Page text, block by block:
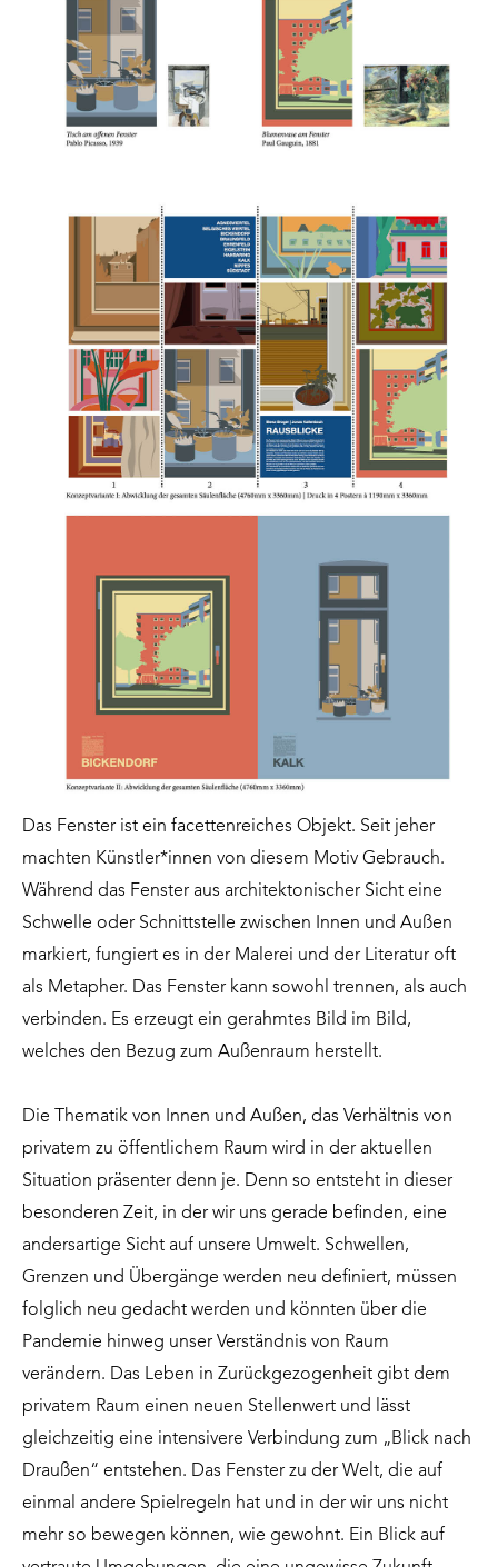
Das Fenster ist ein facettenreiches Objekt. Seit jeher
machten Künstler*innen von diesem Motiv Gebrauch.
Während das Fenster aus architektonischer Sicht eine
Schwelle oder Schnittstelle zwischen Innen und Außen
markiert, fungiert es in der Malerei und der Literatur oft
als Metapher. Das Fenster kann sowohl trennen, als auch
verbinden. Es erzeugt ein gerahmtes Bild im Bild,
welches den Bezug zum Außenraum herstellt.
Die Thematik von Innen und Außen, das Verhältnis von
privatem zu öffentlichem Raum wird in der aktuellen
Situation präsenter denn je. Denn so entsteht in dieser
besonderen Zeit, in der wir uns gerade befinden, eine
andersartige Sicht auf unsere Umwelt. Schwellen,
Grenzen und Übergänge werden neu definiert, müssen
folglich neu gedacht werden und könnten über die
Pandemie hinweg unser Verständnis von Raum
verändern. Das Leben in Zurückgezogenheit gibt dem
privatem Raum einen neuen Stellenwert und lässt
gleichzeitig eine intensivere Verbindung zum „Blick nach
Draußen“ entstehen. Das Fenster zu der Welt, die auf
einmal andere Spielregeln hat und in der wir uns nicht
mehr so bewegen können, wie gewohnt. Ein Blick auf